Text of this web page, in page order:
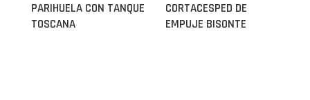
PARIHUELA CON TANQUE
TOSCANA
CORTACESPED DE
EMPUJE BISONTE